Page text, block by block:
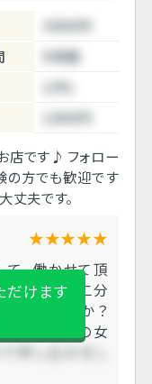
3000円
5時間
10%
1000円
店です♪ フォロー
の方でも歓迎です
丈夫です。
★★★★★
、 働かせて頂
話をかけ、二分
丈夫でしたか？
。 キャストの女
だけます